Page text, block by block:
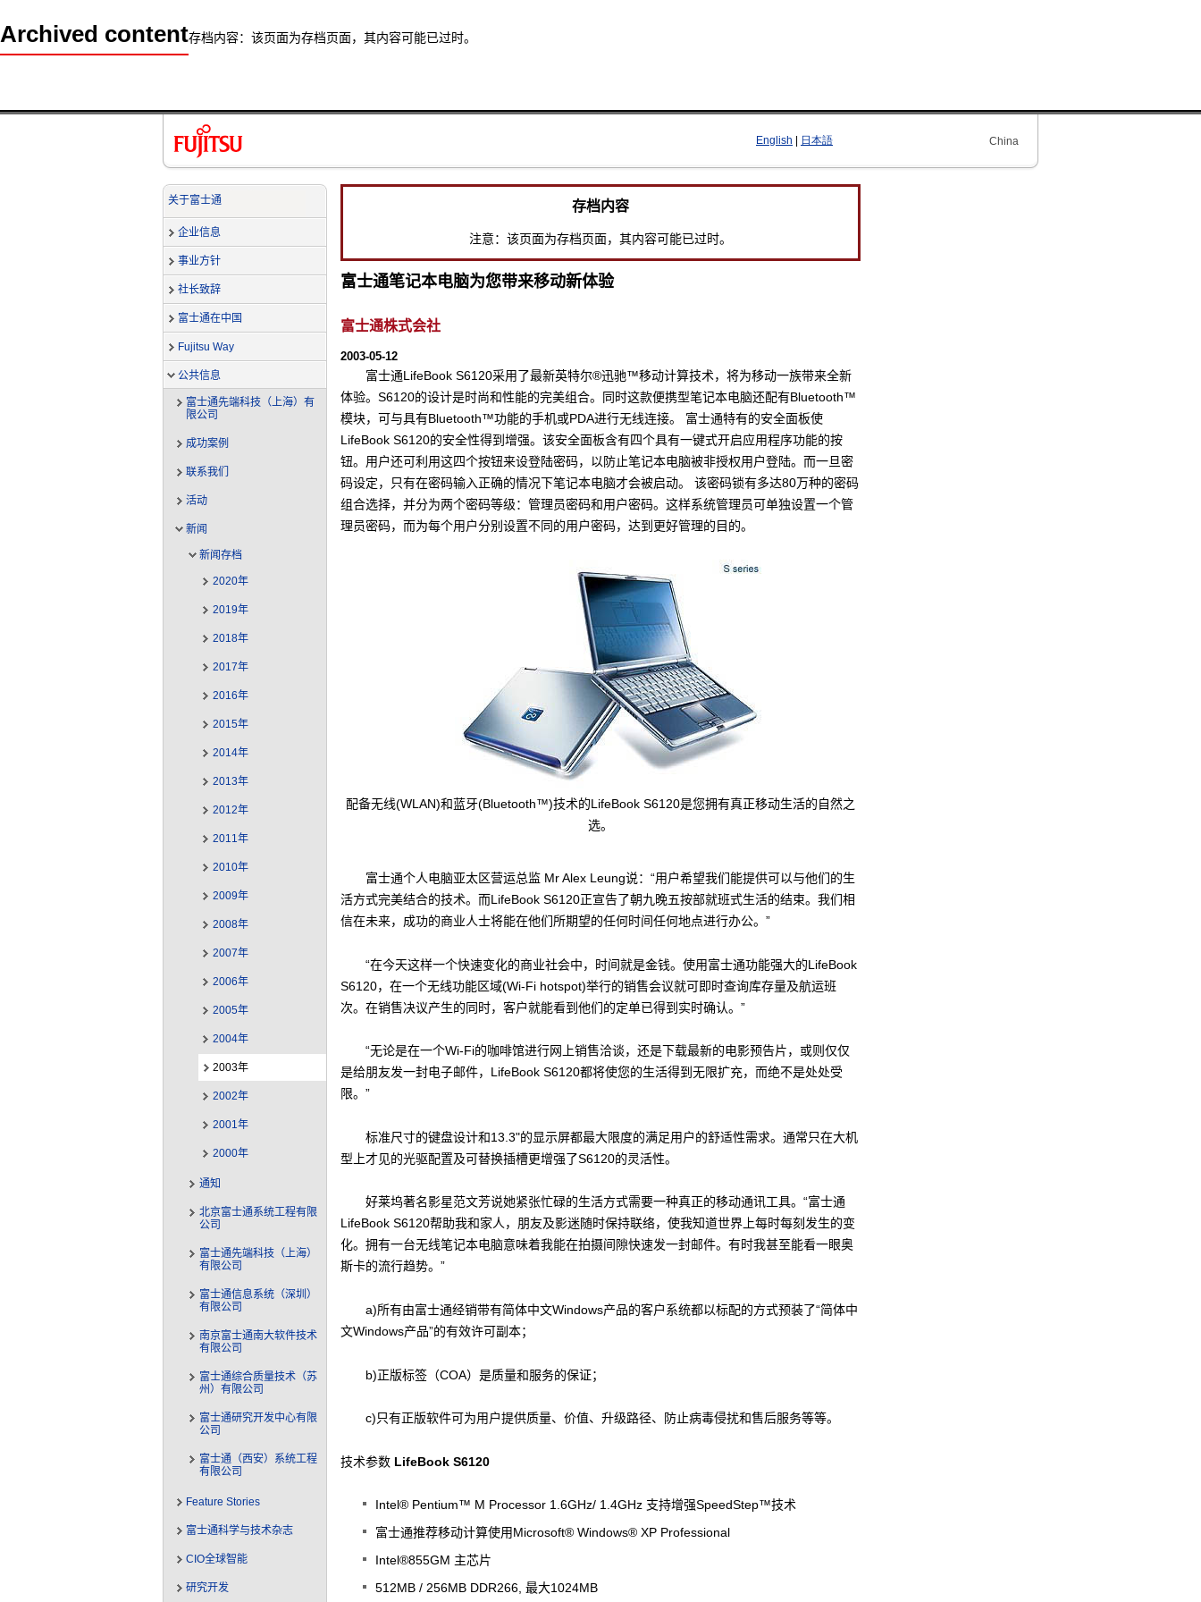
Archived content存档内容：该页面为存档页面，其内容可能已过时。
English | 日本語 China
关于富士通
企业信息
事业方针
社长致辞
富士通在中国
Fujitsu Way
公共信息
富士通先端科技（上海）有
限公司
成功案例
联系我们
活动
新闻
新闻存档
2020年
2019年
2018年
2017年
2016年
2015年
2014年
2013年
2012年
2011年
2010年
2009年
2008年
2007年
2006年
2005年
2004年
2003年
2002年
2001年
2000年
通知
北京富士通系统工程有限
公司
富士通先端科技（上海）
有限公司
富士通信息系统（深圳）
有限公司
南京富士通南大软件技术
有限公司
富士通综合质量技术（苏
州）有限公司
富士通研究开发中心有限
公司
富士通（西安）系统工程
有限公司
Feature Stories
富士通科学与技术杂志
CIO全球智能
研究开发
存档内容
注意：该页面为存档页面，其内容可能已过时。
富士通笔记本电脑为您带来移动新体验
富士通株式会社
2003-05-12
富士通LifeBook S6120采用了最新英特尔®迅驰™移动计算技术，将为移动一族带来全新
体验。S6120的设计是时尚和性能的完美组合。同时这款便携型笔记本电脑还配有Bluetooth™
模块，可与具有Bluetooth™功能的手机或PDA进行无线连接。 富士通特有的安全面板使
LifeBook S6120的安全性得到增强。该安全面板含有四个具有一键式开启应用程序功能的按
钮。用户还可利用这四个按钮来设登陆密码，以防止笔记本电脑被非授权用户登陆。而一旦密
码设定，只有在密码输入正确的情况下笔记本电脑才会被启动。 该密码锁有多达80万种的密码
组合选择，并分为两个密码等级：管理员密码和用户密码。这样系统管理员可单独设置一个管
理员密码，而为每个用户分别设置不同的用户密码，达到更好管理的目的。
配备无线(WLAN)和蓝牙(Bluetooth™)技术的LifeBook S6120是您拥有真正移动生活的自然之
选。
富士通个人电脑亚太区营运总监 Mr Alex Leung说：“用户希望我们能提供可以与他们的生
活方式完美结合的技术。而LifeBook S6120正宣告了朝九晚五按部就班式生活的结束。我们相
信在未来，成功的商业人士将能在他们所期望的任何时间任何地点进行办公。”
“在今天这样一个快速变化的商业社会中，时间就是金钱。使用富士通功能强大的LifeBook
S6120，在一个无线功能区域(Wi-Fi hotspot)举行的销售会议就可即时查询库存量及航运班
次。在销售决议产生的同时，客户就能看到他们的定单已得到实时确认。”
“无论是在一个Wi-Fi的咖啡馆进行网上销售洽谈，还是下载最新的电影预告片，或则仅仅
是给朋友发一封电子邮件，LifeBook S6120都将使您的生活得到无限扩充，而绝不是处处受
限。”
标准尺寸的键盘设计和13.3"的显示屏都最大限度的满足用户的舒适性需求。通常只在大机
型上才见的光驱配置及可替换插槽更增强了S6120的灵活性。
好莱坞著名影星范文芳说她紧张忙碌的生活方式需要一种真正的移动通讯工具。“富士通
LifeBook S6120帮助我和家人，朋友及影迷随时保持联络，使我知道世界上每时每刻发生的变
化。拥有一台无线笔记本电脑意味着我能在拍摄间隙快速发一封邮件。有时我甚至能看一眼奥
斯卡的流行趋势。”
a)所有由富士通经销带有简体中文Windows产品的客户系统都以标配的方式预装了“简体中
文Windows产品”的有效许可副本；
b)正版标签（COA）是质量和服务的保证；
c)只有正版软件可为用户提供质量、价值、升级路径、防止病毒侵扰和售后服务等等。
技术参数 LifeBook S6120
Intel® Pentium™ M Processor 1.6GHz/ 1.4GHz 支持增强SpeedStep™技术
富士通推荐移动计算使用Microsoft® Windows® XP Professional
Intel®855GM 主芯片
512MB / 256MB DDR266, 最大1024MB